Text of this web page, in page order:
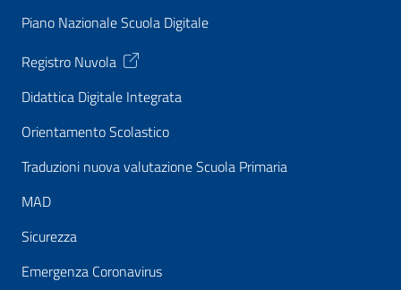
Piano Nazionale Scuola Digitale
Registro Nuvola
Didattica Digitale Integrata
Orientamento Scolastico
Traduzioni nuova valutazione Scuola Primaria
MAD
Sicurezza
Emergenza Coronavirus